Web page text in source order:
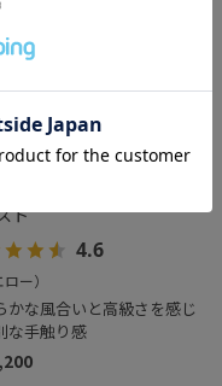
ト
4.6
ロー）
かな風合いと高級さを感じ
な手触り感